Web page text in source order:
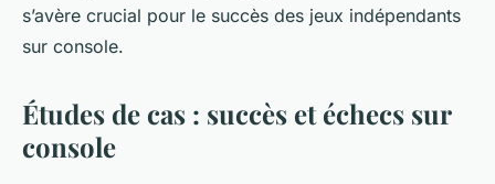
s’avère crucial pour le succès des jeux indépendants
sur console.
Études de cas : succès et échecs sur
console